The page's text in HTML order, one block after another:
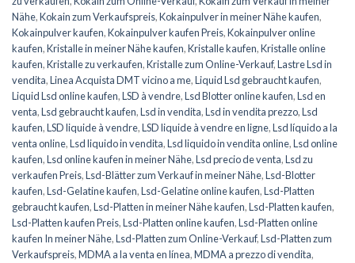
Nähe,Kokain zum Verkaufspreis,Kokainpulver in meiner Nähe kaufen,
Kokainpulver kaufen,Kokainpulver kaufen Preis,Kokainpulver online
kaufen,Kristalle in meiner Nähe kaufen,Kristalle kaufen,Kristalle online
kaufen,Kristalle zu verkaufen,Kristalle zum Online-Verkauf,Lastre Lsd in
vendita,Linea Acquista DMT vicino a me,Liquid Lsd gebraucht kaufen,
Liquid Lsd online kaufen,LSD à vendre,Lsd Blotter online kaufen,Lsd en
venta,Lsd gebraucht kaufen,Lsd in vendita,Lsd in vendita prezzo,Lsd
kaufen,LSD liquide à vendre,LSD liquide à vendre en ligne,Lsd líquido a la
venta online,Lsd liquido in vendita,Lsd liquido in vendita online,Lsd online
kaufen,Lsd online kaufen in meiner Nähe,Lsd precio de venta,Lsd zu
verkaufen Preis,Lsd-Blätter zum Verkauf in meiner Nähe,Lsd-Blotter
kaufen,Lsd-Gelatine kaufen,Lsd-Gelatine online kaufen,Lsd-Platten
gebraucht kaufen,Lsd-Platten in meiner Nähe kaufen,Lsd-Platten kaufen,
Lsd-Platten kaufen Preis,Lsd-Platten online kaufen,Lsd-Platten online
kaufen In meiner Nähe,Lsd-Platten zum Online-Verkauf,Lsd-Platten zum
Verkaufspreis,MDMA a la venta en línea,MDMA a prezzo di vendita,